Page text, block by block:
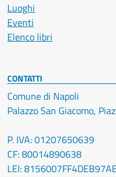
Luoghi
Eventi
Elenco libri
CONTATTI
Comune di Napoli
Palazzo San Giacomo,
P. IVA: 01207650639
CF: 80014890638
LEI: